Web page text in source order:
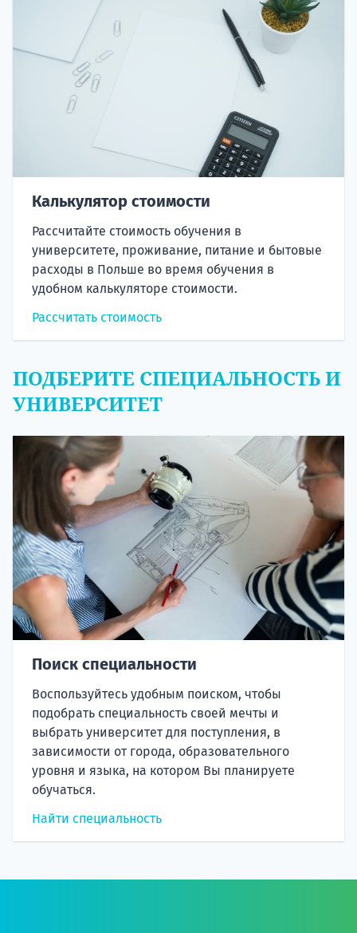
Калькулятор стоимости
Рассчитайте стоимость обучения в
университете, проживание, питание и бытовые
расходы в Польше во время обучения в
удобном калькуляторе стоимости.
Рассчитать стоимость
ПОДБЕРИТЕ СПЕЦИАЛЬНОСТЬ И
УНИВЕРСИТЕТ
Поиск специальности
Воспользуйтесь удобным поиском, чтобы
подобрать специальность своей мечты и
выбрать университет для поступления, в
зависимости от города, образовательного
уровня и языка, на котором Вы планируете
обучаться.
Найти специальность